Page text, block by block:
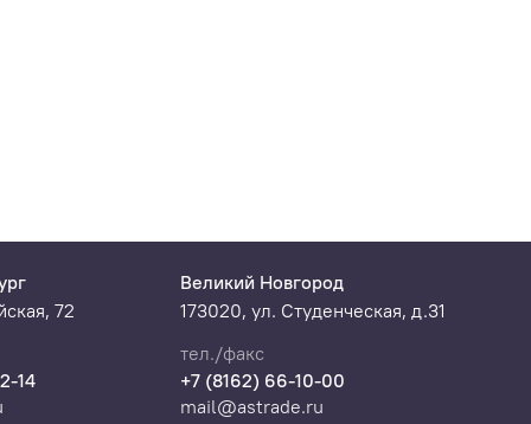
72
14
Великий Новгород
173020, ул. Студенческая, д.31
тел./факс
+7 (8162) 66-10-00
mail@astrade.ru